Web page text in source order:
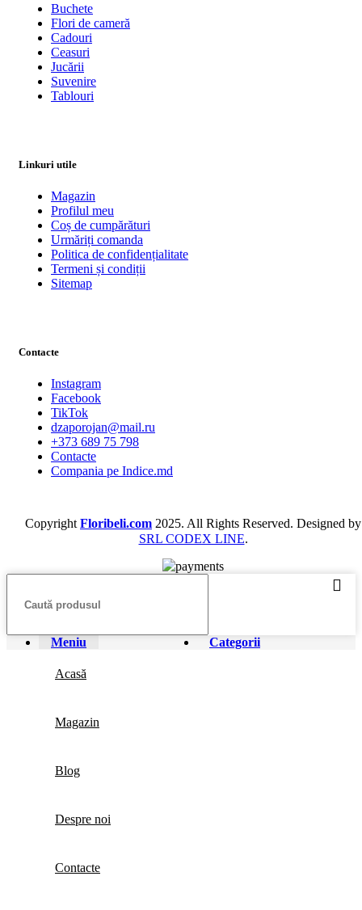
Buchete
Flori de cameră
Cadouri
Ceasuri
Jucării
Suvenire
Tablouri
Linkuri utile
Magazin
Profilul meu
Coș de cumpărături
Urmăriți comanda
Politica de confidențialitate
Termeni și condiții
Sitemap
Contacte
Instagram
Facebook
TikTok
dzaporojan@mail.ru
+373 689 75 798
Contacte
Compania pe Indice.md
Copyright Floribeli.com 2025. All Rights Reserved. Designed by
SRL CODEX LINE.
Meniu Categorii
Acasă
Magazin
Blog
Despre noi
Contacte